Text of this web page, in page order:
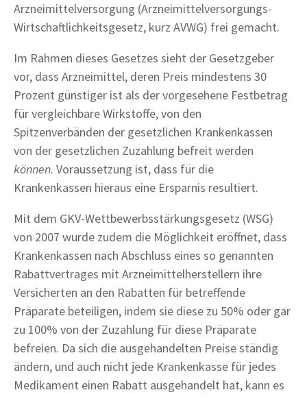
Arzneimittelversorgung (Arzneimittelversorgungs-
Wirtschaftlichkeitsgesetz, kurz AVWG) frei gemacht.
Im Rahmen dieses Gesetzes sieht der Gesetzgeber
vor, dass Arzneimittel, deren Preis mindestens 30
Prozent günstiger ist als der vorgesehene Festbetrag
für vergleichbare Wirkstoffe, von den
Spitzenverbänden der gesetzlichen Krankenkassen
von der gesetzlichen Zuzahlung befreit werden
können. Voraussetzung ist, dass für die
Krankenkassen hieraus eine Ersparnis resultiert.
Mit dem GKV-Wettbewerbsstärkungsgesetz (WSG)
von 2007 wurde zudem die Möglichkeit eröffnet, dass
Krankenkassen nach Abschluss eines so genannten
Rabattvertrages mit Arzneimittelherstellern ihre
Versicherten an den Rabatten für betreffende
Präparate beteiligen, indem sie diese zu 50% oder gar
zu 100% von der Zuzahlung für diese Präparate
befreien. Da sich die ausgehandelten Preise ständig
ändern, und auch nicht jede Krankenkasse für jedes
Medikament einen Rabatt ausgehandelt hat, kann es